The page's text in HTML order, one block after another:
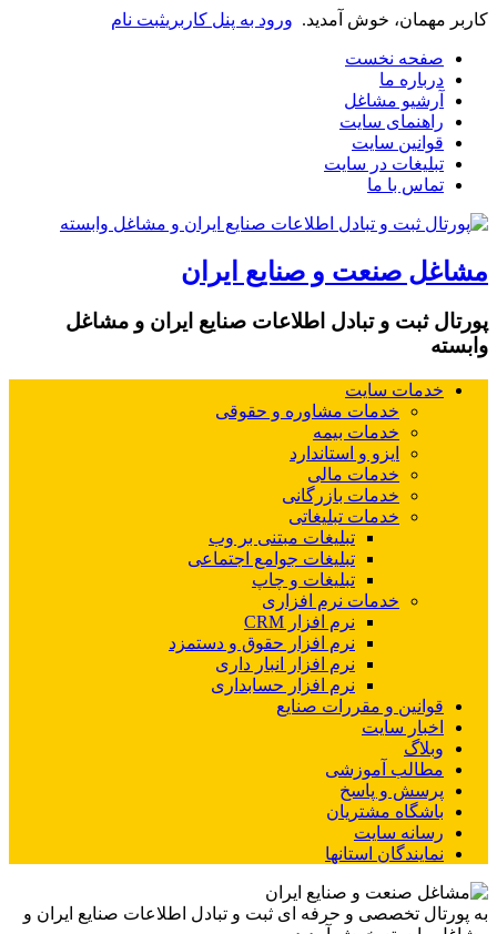
کاربر مهمان، خوش آمدید. ورود به پنل کاربریثبت نام
صفحه نخست
درباره ما
آرشیو مشاغل
راهنمای سایت
قوانین سایت
تبلیغات در سایت
تماس با ما
مشاغل صنعت و صنایع ایران
پورتال ثبت و تبادل اطلاعات صنایع ایران و مشاغل
وابسته
خدمات سایت
خدمات مشاوره و حقوقی
خدمات بیمه
ایزو و استاندارد
خدمات مالی
خدمات بازرگانی
خدمات تبلیغاتی
تبلیغات مبتنی بر وب
تبلیغات جوامع اجتماعی
تبلیغات و چاپ
خدمات نرم افزاری
نرم افزار CRM
نرم افزار حقوق و دستمزد
نرم افزار انبار داری
نرم افزار حسابداری
قوانین و مقررات صنایع
اخبار سایت
وبلاگ
مطالب آموزشی
پرسش و پاسخ
باشگاه مشتریان
رسانه سایت
نمایندگان استانها
به پورتال تخصصی و حرفه ای ثبت و تبادل اطلاعات صنایع ایران و